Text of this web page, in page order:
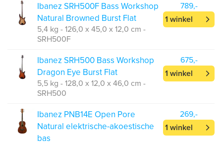
Ibanez SRH500F Bass Workshop
Natural Browned Burst Flat
5,4 kg - 126,0 x 45,0 x 12,0 cm -
SRH500F
789,-
1 winkel
Ibanez SRH500 Bass Workshop
Dragon Eye Burst Flat
5,5 kg - 128,0 x 12,0 x 46,0 cm -
SRH500
675,-
1 winkel
Ibanez PNB14E Open Pore
Natural elektrische-akoestische
bas
269,-
1 winkel